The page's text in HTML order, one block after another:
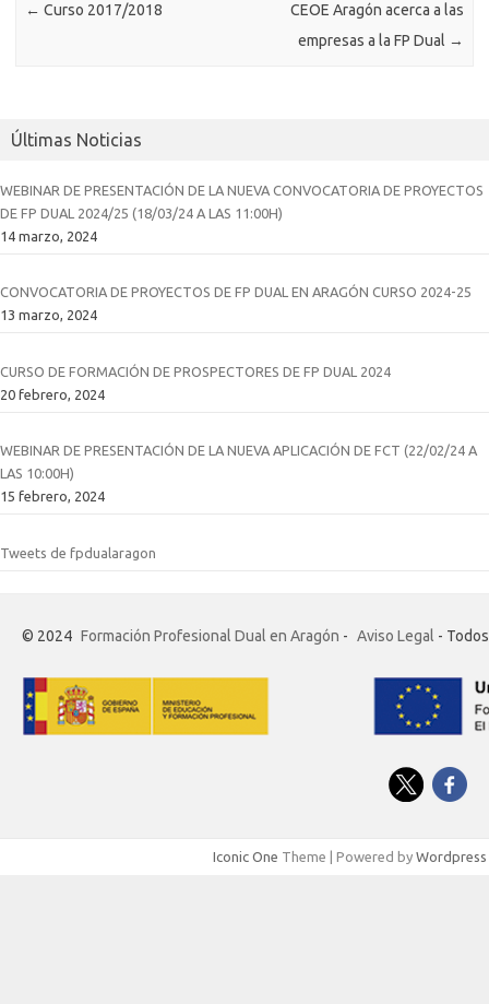
← Curso 2017/2018
CEOE Aragón acerca a las
empresas a la FP Dual →
Últimas Noticias
WEBINAR DE PRESENTACIÓN DE LA NUEVA CONVOCATORIA DE PROYECTOS
DE FP DUAL 2024/25 (18/03/24 A LAS 11:00H)
14 marzo, 2024
CONVOCATORIA DE PROYECTOS DE FP DUAL EN ARAGÓN CURSO 2024-25
13 marzo, 2024
CURSO DE FORMACIÓN DE PROSPECTORES DE FP DUAL 2024
20 febrero, 2024
WEBINAR DE PRESENTACIÓN DE LA NUEVA APLICACIÓN DE FCT (22/02/24 A
LAS 10:00H)
15 febrero, 2024
Tweets de fpdualaragon
© 2024 Formación Profesional Dual en Aragón - Aviso Legal -
Iconic One Theme | Powered by Wordpress